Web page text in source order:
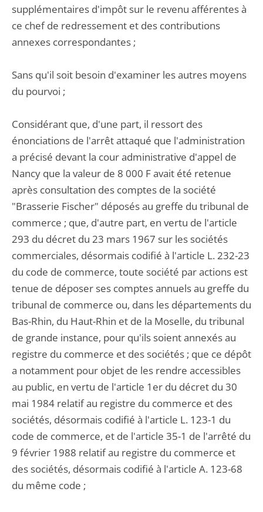
supplémentaires d'impôt sur le revenu afférentes à
ce chef de redressement et des contributions
annexes correspondantes ;
Sans qu'il soit besoin d'examiner les autres moyens
du pourvoi ;
Considérant que, d'une part, il ressort des
énonciations de l'arrêt attaqué que l'administration
a précisé devant la cour administrative d'appel de
Nancy que la valeur de 8 000 F avait été retenue
après consultation des comptes de la société
"Brasserie Fischer" déposés au greffe du tribunal de
commerce ; que, d'autre part, en vertu de l'article
293 du décret du 23 mars 1967 sur les sociétés
commerciales, désormais codifié à l'article L. 232-23
du code de commerce, toute société par actions est
tenue de déposer ses comptes annuels au greffe du
tribunal de commerce ou, dans les départements du
Bas-Rhin, du Haut-Rhin et de la Moselle, du tribunal
de grande instance, pour qu'ils soient annexés au
registre du commerce et des sociétés ; que ce dépôt
a notamment pour objet de les rendre accessibles
au public, en vertu de l'article 1er du décret du 30
mai 1984 relatif au registre du commerce et des
sociétés, désormais codifié à l'article L. 123-1 du
code de commerce, et de l'article 35-1 de l'arrêté du
9 février 1988 relatif au registre du commerce et
des sociétés, désormais codifié à l'article A. 123-68
du même code ;